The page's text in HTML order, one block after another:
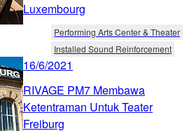
Luxembourg
Performing Arts Center & Theater
Installed Sound Reinforcement
16/6/2021
RIVAGE PM7 Membawa
Ketentraman Untuk Teater
Freiburg